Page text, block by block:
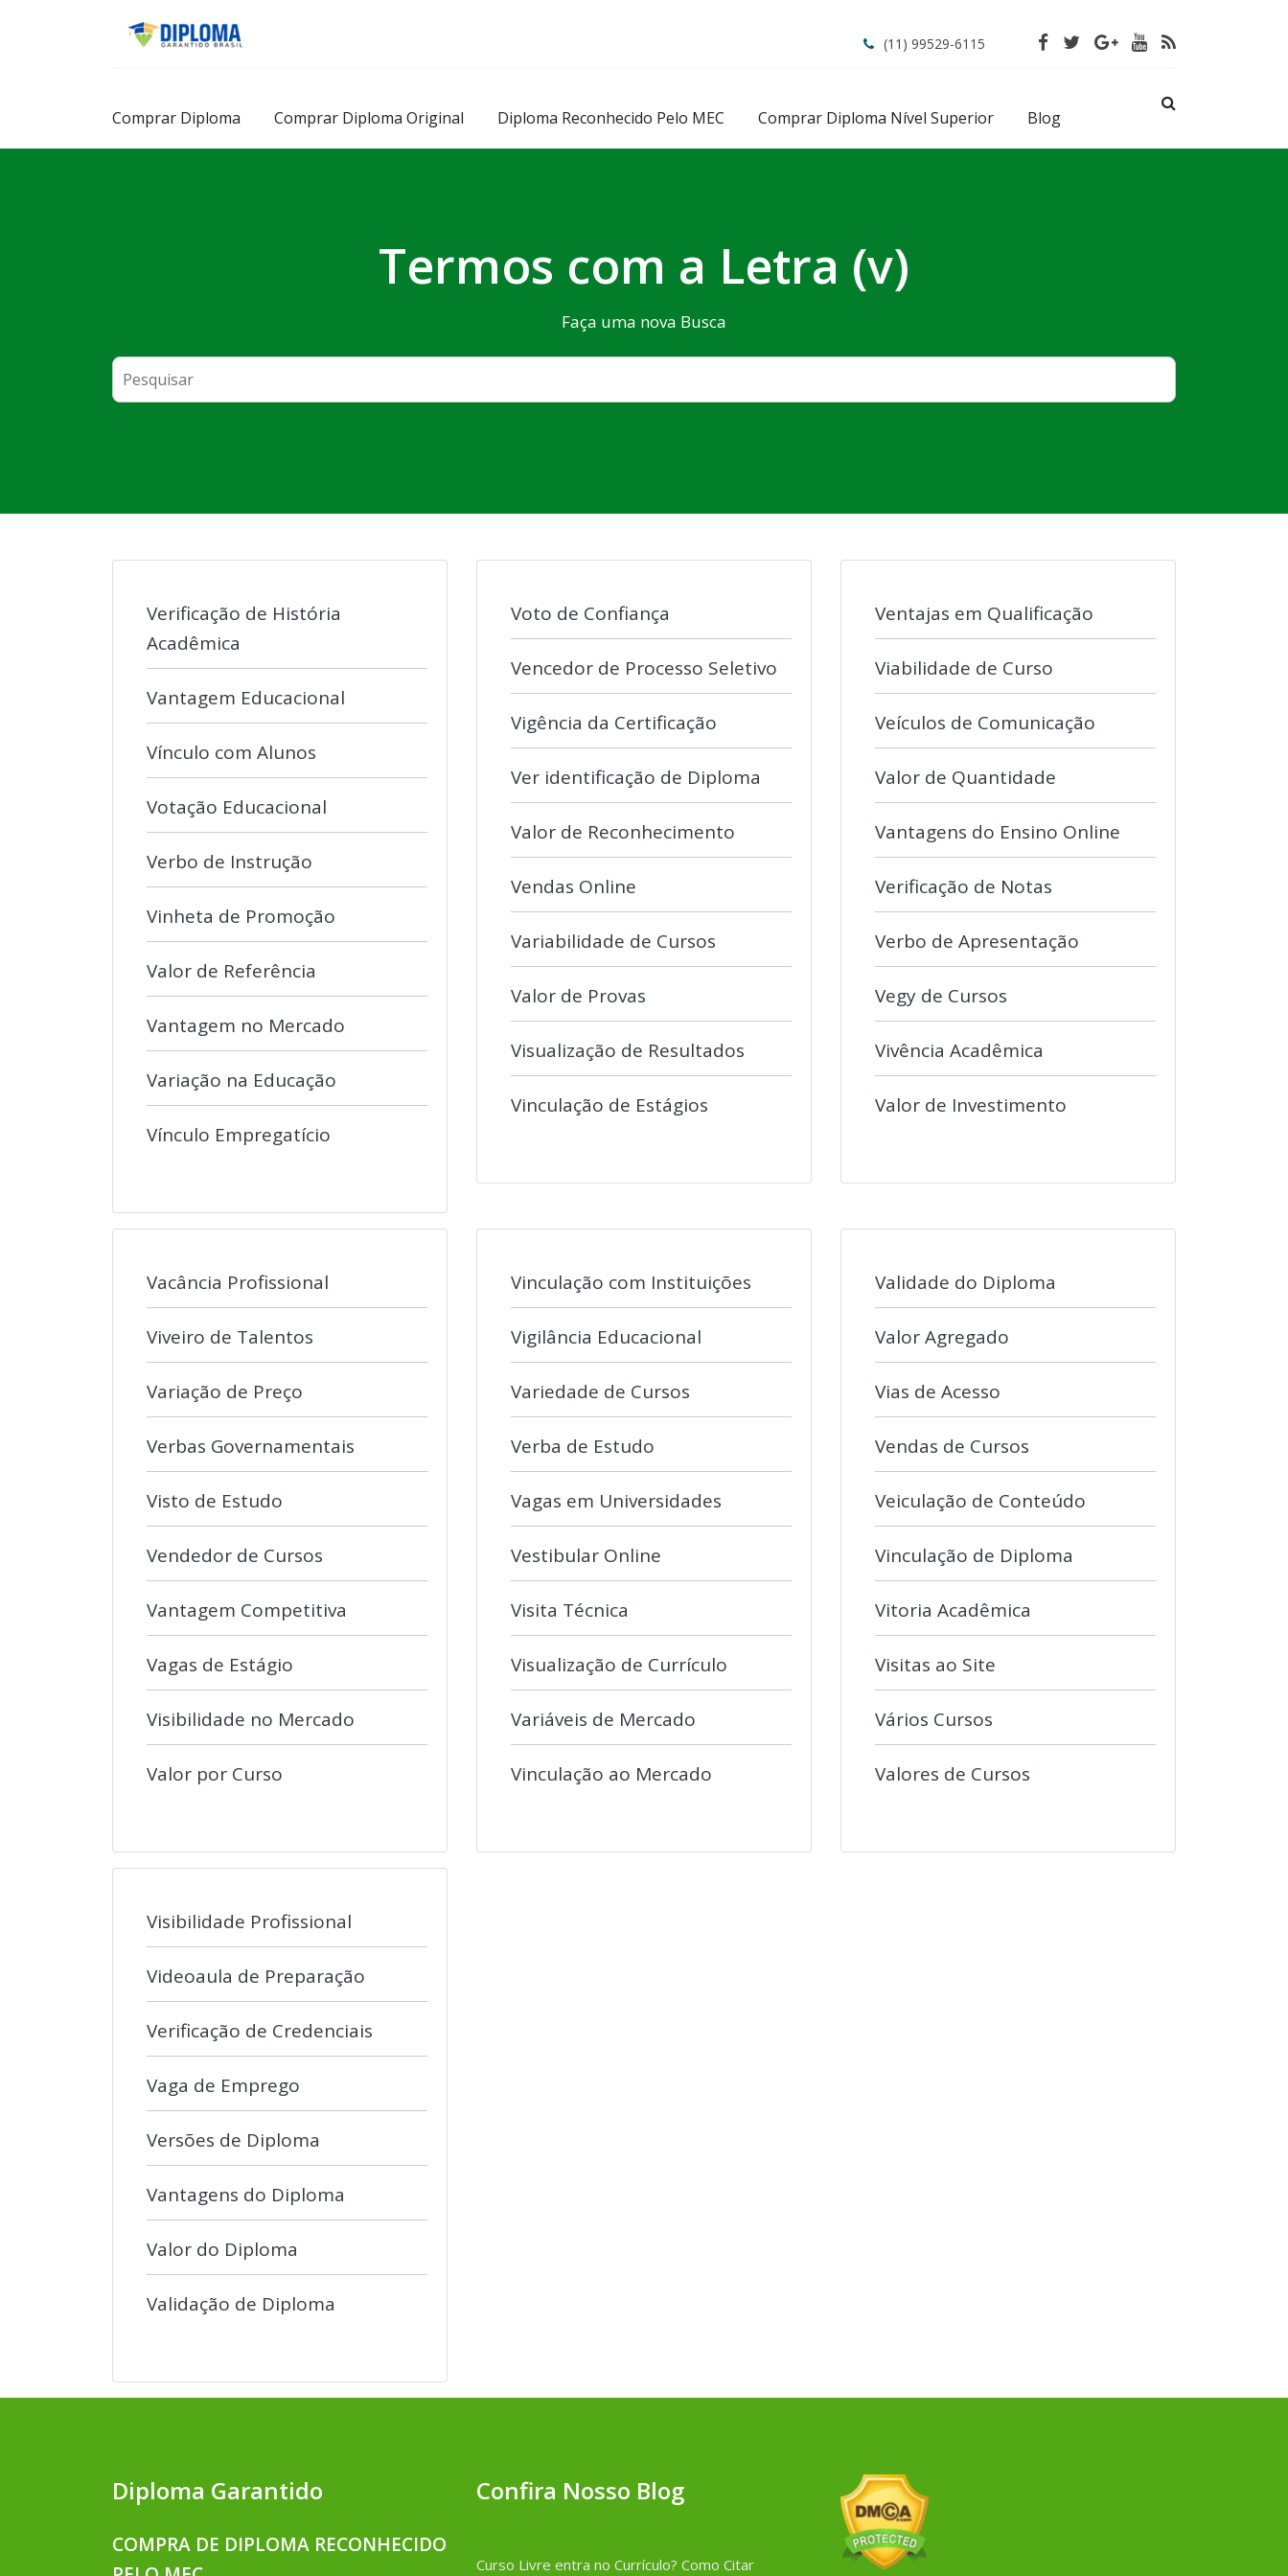
(11) 99529-6115
Comprar Diploma Comprar Diploma Original Diploma Reconhecido Pelo MEC Comprar Diploma Nível Superior Blog
Termos com a Letra (v)
Faça uma nova Busca
Verificação de História
Acadêmica
Vantagem Educacional
Vínculo com Alunos
Votação Educacional
Verbo de Instrução
Vinheta de Promoção
Valor de Referência
Vantagem no Mercado
Variação na Educação
Vínculo Empregatício
Voto de Confiança
Vencedor de Processo Seletivo
Vigência da Certificação
Ver identificação de Diploma
Valor de Reconhecimento
Vendas Online
Variabilidade de Cursos
Valor de Provas
Visualização de Resultados
Vinculação de Estágios
Ventajas em Qualificação
Viabilidade de Curso
Veículos de Comunicação
Valor de Quantidade
Vantagens do Ensino Online
Verificação de Notas
Verbo de Apresentação
Vegy de Cursos
Vivência Acadêmica
Valor de Investimento
Vacância Profissional
Viveiro de Talentos
Variação de Preço
Verbas Governamentais
Visto de Estudo
Vendedor de Cursos
Vantagem Competitiva
Vagas de Estágio
Visibilidade no Mercado
Valor por Curso
Vinculação com Instituições
Vigilância Educacional
Variedade de Cursos
Verba de Estudo
Vagas em Universidades
Vestibular Online
Visita Técnica
Visualização de Currículo
Variáveis de Mercado
Vinculação ao Mercado
Validade do Diploma
Valor Agregado
Vias de Acesso
Vendas de Cursos
Veiculação de Conteúdo
Vinculação de Diploma
Vitoria Acadêmica
Visitas ao Site
Vários Cursos
Valores de Cursos
Visibilidade Profissional
Videoaula de Preparação
Verificação de Credenciais
Vaga de Emprego
Versões de Diploma
Vantagens do Diploma
Valor do Diploma
Validação de Diploma
Diploma Garantido
COMPRA DE DIPLOMA RECONHECIDO
Confira Nosso Blog
Curso Livre entra no Currículo? Como Citar